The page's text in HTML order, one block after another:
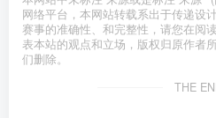
网络平台，本网站转载系出于传递设
赛事的准确性、和完整性，请您在阅
表本站的观点和立场，版权归原作者
们删除。
THE